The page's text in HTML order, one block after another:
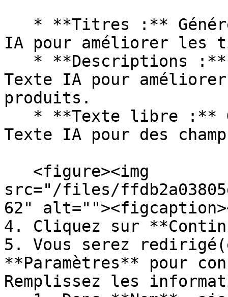
IA pour améliorer les
Texte IA pour
produits.
Texte IA pour des
src="/files/
62"
4. Cliquez sur
5. Vous serez
**Paramètres** pour
Remplissez les